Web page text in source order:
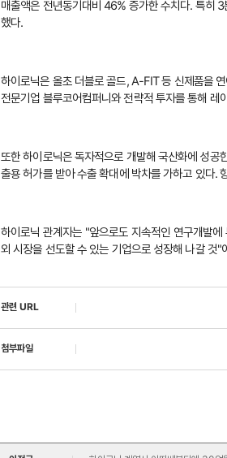
매출액은 전년동기대비 46% 증가한 수치다. 특히
했다.
하이로닉은 올초 더블로 골드, A-FIT 등 신제품을
전문기업 블루코어컴퍼니와 전략적 투자를 통해 레
또한 하이로닉은 독자적으로 개발해 국산화에 성공
출용 허가를 받아 수출 확대에 박차를 가하고 있다.
하이로닉 관계자는 "앞으로도 지속적인 연구개발
외 시장을 선도할 수 있는 기업으로 성장해 나갈 것"
관련 URL
첨부파일